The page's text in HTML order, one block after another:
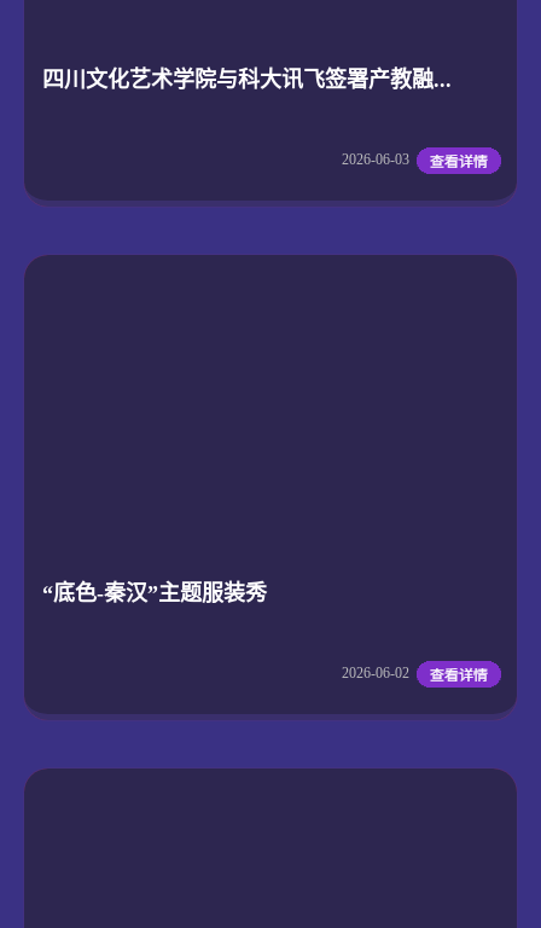
四川文化艺术学院与科大讯飞签署产教融...
2026-06-03
“底色-秦汉”主题服装秀
2026-06-02